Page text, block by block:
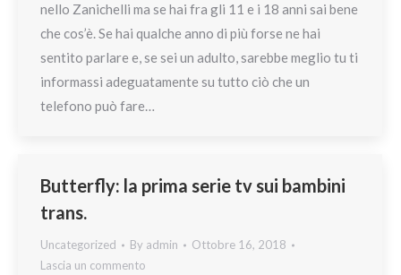
nello Zanichelli ma se hai fra gli 11 e i 18 anni sai bene
che cos’è. Se hai qualche anno di più forse ne hai
sentito parlare e, se sei un adulto, sarebbe meglio tu ti
informassi adeguatamente su tutto ciò che un
telefono può fare…
Butterfly: la prima serie tv sui bambini
trans.
Uncategorized By admin
Ottobre 16, 2018
Lascia un commento